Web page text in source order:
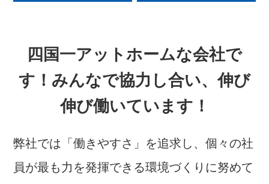
四国一アットホームな会社で
す！ みんなで協力し合い、伸び
伸び働いています！
弊社では「働きやすさ」を追求し、個々の社
員が最も力を発揮できる環境づくりに努めて